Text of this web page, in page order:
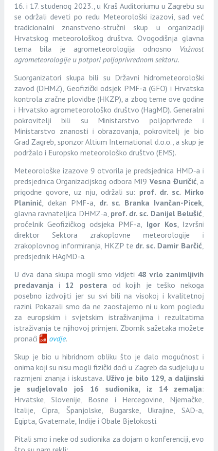
16. i 17. studenog 2023., u Kraš Auditoriumu u Zagrebu su
se održali deveti po redu Meteorološki izazovi, sad već
tradicionalni znanstveno-stručni skup u organizaciji
Hrvatskog meteorološkog društva. Ovogodišnja glavna
tema bila je agrometeorologija odnosno Važnost
agrometeorologije u potpori poljoprivrednom sektoru.
Suorganizatori skupa bili su Državni hidrometeorološki
zavod (DHMZ), Geofizički odsjek PMF-a (GFO) i Hrvatska
kontrola zračne plovidbe (HKZP), a zbog teme ove godine
i Hrvatsko agrometeorološko društvo (HagMD). Generalni
pokrovitelji bili su Ministarstvo poljoprivrede i
Ministarstvo znanosti i obrazovanja, pokrovitelj je bio
Grad Zagreb, sponzor Altium International d.o.o., a skup je
podržalo i Europsko meteorološko društvo (EMS).
Meteorološke izazove 9 otvorila jepredsjednica HMD-a i
predsjednica Organizacijskog odbora MI9Vesna Đuričić, a
prigodne govore, uz nju, održali su: prof. dr. sc. Mirko
Planinić, dekan PMF-a, dr. sc. Branka Ivančan-Picek
glavna ravnateljica DHMZ-a, prof. dr. sc. Danijel Belušić
pročelnik Geofizičkog odsjeka PMF-a, Igor Kos , Izvršni
direktor Sektora zrakoplovne meteorologije i
zrakoplovnog informiranja, HKZP te dr. sc. Damir Barčić
predsjednik HAgMD-a.
U dva dana skupa mogli smo vidjeti 48 vrlo zanimljivih
predavanja i 12 postera od kojih je teško nekoga
posebno izdvojiti jer su svi bili na visokoj i kvalitetnoj
razini. Pokazali smo da ne zaostajemo ni u kom pogledu
za europskim i svjetskim istraživanjima i rezultatima
istraživanja te njihovoj primjeni. Zbornik sažetaka možete
pronaći
ovdje.
Skup je bio u hibridnom obliku što je dalo mogućnost i
onima koji su nisu mogli fizički doći u Zagreb da sudjeluju u
razmjeni znanja i iskustava. Uživo je bilo 129, a daljinski
je sudjelovalo još 16 sudionika, iz 14 zemalja:
Hrvatske, Slovenije, Bosne i Hercegovine, Njemačke,
Italije, Cipra, Španjolske, Bugarske, Ukrajine, SAD-a,
Egipta, Gvatemale, Indije i Obale Bjelokosti.
Pitali smo i neke od sudionika za dojam o konferenciji, evo